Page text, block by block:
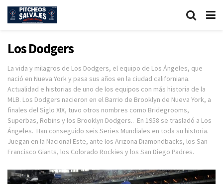
Los Dodgers
La vida y milagros de Los Dodgers, el equipo de Los Ángeles, que
nació en Nueva York y pasa sus años en la ciudad californiana.
Actualidad e historias de uno de los equipos con más historia de la
MLB. Los Dodgers nacieron en el Barrio de Brooklyn de Nueva York, a
finales del Siglo XIX, tuvo otros nombres como Bridegrooms,
Superbas, Robins y los Brooklyn Dodgers.. En 1958 se trasladó a Los
Ángeles. Han conseguido seis Series Mundiales en toda su historia.
Juegan en la Nacional Este, ante los Arizona Diamondbacks, los San
Francisco Giants, los Colorado Rockies y los San Diego Padres.